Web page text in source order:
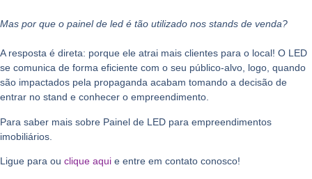
Mas por que o painel de led é tão utilizado nos stands de venda?
A resposta é direta: porque ele atrai mais clientes para o local! O LED
se comunica de forma eficiente com o seu público-alvo, logo, quando
são impactados pela propaganda acabam tomando a decisão de
entrar no stand e conhecer o empreendimento.
Para saber mais sobre Painel de LED para empreendimentos
imobiliários.
Ligue para ou clique aqui e entre em contato conosco!